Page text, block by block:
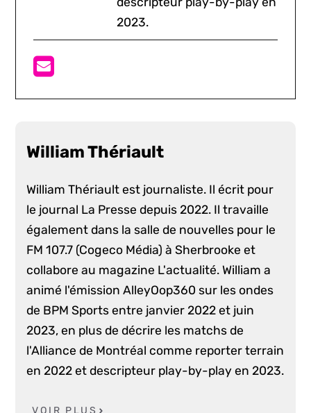
2023.
William Thériault
William Thériault est journaliste. Il écrit pour
le journal La Presse depuis 2022. Il travaille
également dans la salle de nouvelles pour le
FM 107.7 (Cogeco Média) à Sherbrooke et
collabore au magazine L'actualité. William a
animé l'émission AlleyOop360 sur les ondes
de BPM Sports entre janvier 2022 et juin
2023, en plus de décrire les matchs de
l'Alliance de Montréal comme reporter terrain
en 2022 et descripteur play-by-play en 2023.